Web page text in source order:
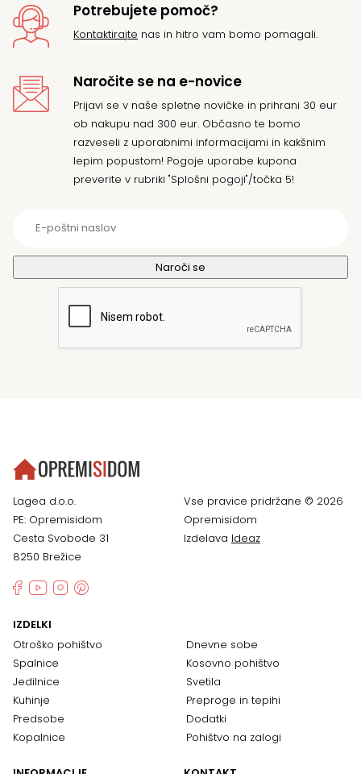
Potrebujete pomoč?
Kontaktirajte nas in hitro vam bomo pomagali.
Naročite se na e-novice
Prijavi se v naše spletne novičke in prihrani 30 eur
ob nakupu nad 300 eur. Občasno te bomo
razveseli z uporabnimi informacijami in kakšnim
lepim popustom! Pogoje uporabe kupona
preverite v rubriki "Splošni pogoji"/točka 5!
Lagea d.o.o.
PE: Opremisidom
Cesta Svobode 31
8250 Brežice
Vse pravice pridržane © 2026
Opremisidom
Izdelava Ideaz
IZDELKI
Otroško pohištvo
Spalnice
Jedilnice
Kuhinje
Predsobe
Kopalnice
Dnevne sobe
Kosovno pohištvo
Svetila
Preproge in tepihi
Dodatki
Pohištvo na zalogi